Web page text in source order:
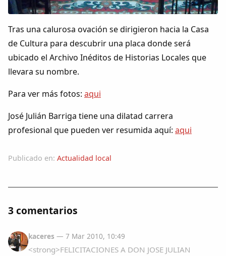
Tras una calurosa ovación se dirigieron hacia la Casa
de Cultura para descubrir una placa donde será
ubicado el Archivo Inéditos de Historias Locales que
llevara su nombre.
Para ver más fotos: aqui
José Julián Barriga tiene una dilatad carrera
profesional que pueden ver resumida aquí: aqui
Publicado en: Actualidad local
3 comentarios
kaceres — 7 Mar 2010, 10:49
<strong>FELICITACIONES A DON JOSE JULIAN